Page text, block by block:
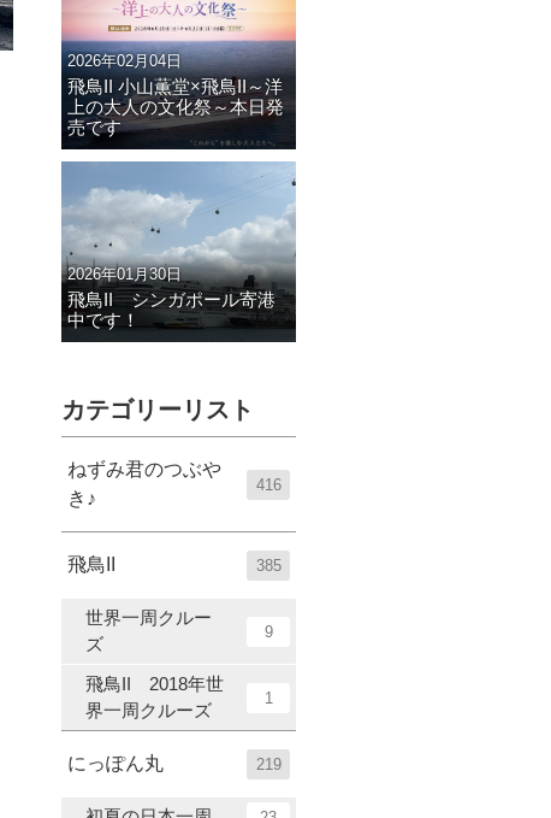
2026年02月04日
飛鳥II 小山薫堂×飛鳥II～洋
上の大人の文化祭～本日発
売です
2026年01月30日
飛鳥II シンガポール寄港
中です！
カテゴリーリスト
ねずみ君のつぶや
き♪
416
飛鳥II 385
世界一周クルー
ズ
9
飛鳥II 2018年世
界一周クルーズ
1
にっぽん丸 219